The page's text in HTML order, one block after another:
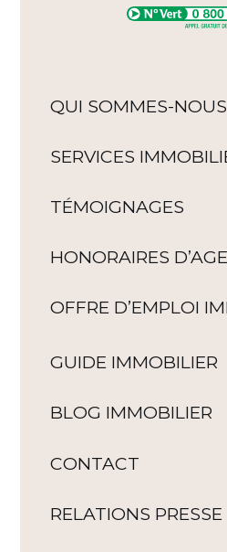
QUI SOMMES-NOUS
SERVICES
TÉMOIGNAGES
HONORAIRES
OFFRE D’EMPLOI
GUIDE IMMOBILIER
BLOG IMMOBILIER
CONTACT
RELATIONS PRESSE